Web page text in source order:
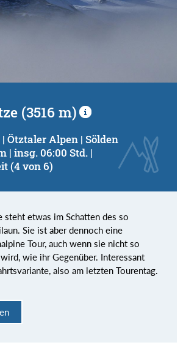
(3516 m)
Ötztaler Alpen | Sölden
| insg. 06:00 Std. |
(4 von 6)
steht etwas im Schatten des so
Sie ist aber dennoch eine
Tour, auch wenn sie nicht so
wie ihr Gegenüber. Interessant
also am letzten Tourentag.